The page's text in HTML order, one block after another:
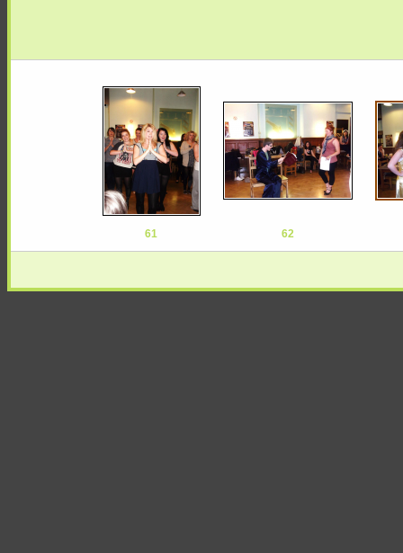
61 62